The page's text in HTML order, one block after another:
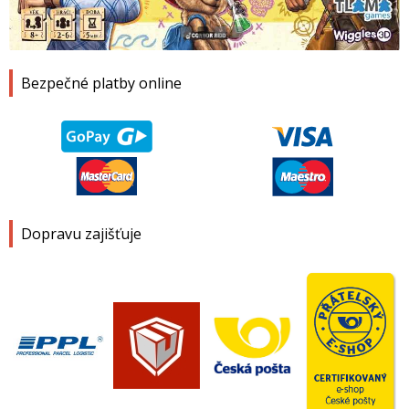
Bezpečné platby online
Dopravu zajišťuje